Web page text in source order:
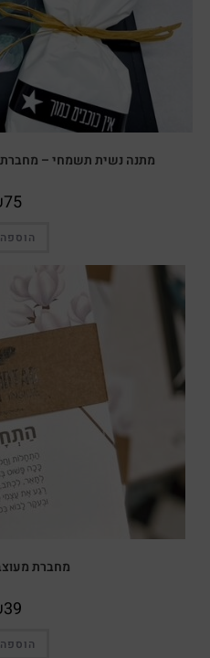
מתנה נשית תשמחי – מחברת
75
מחברת
39